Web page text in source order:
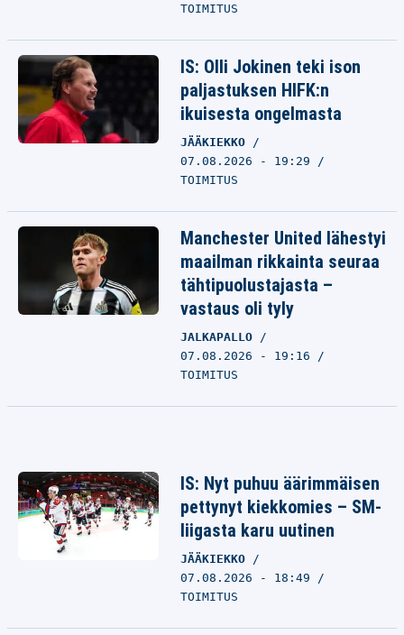
TOIMITUS
IS: Olli Jokinen teki ison
paljastuksen HIFK:n
ikuisesta ongelmasta
JÄÄKIEKKO
07.08.2026 - 19:29
TOIMITUS
Manchester United lähestyi
maailman rikkainta seuraa
tähtipuolustajasta –
vastaus oli tyly
JALKAPALLO
07.08.2026 - 19:16
TOIMITUS
IS: Nyt puhuu äärimmäisen
pettynyt kiekkomies – SM-
liigasta karu uutinen
JÄÄKIEKKO
07.08.2026 - 18:49
TOIMITUS